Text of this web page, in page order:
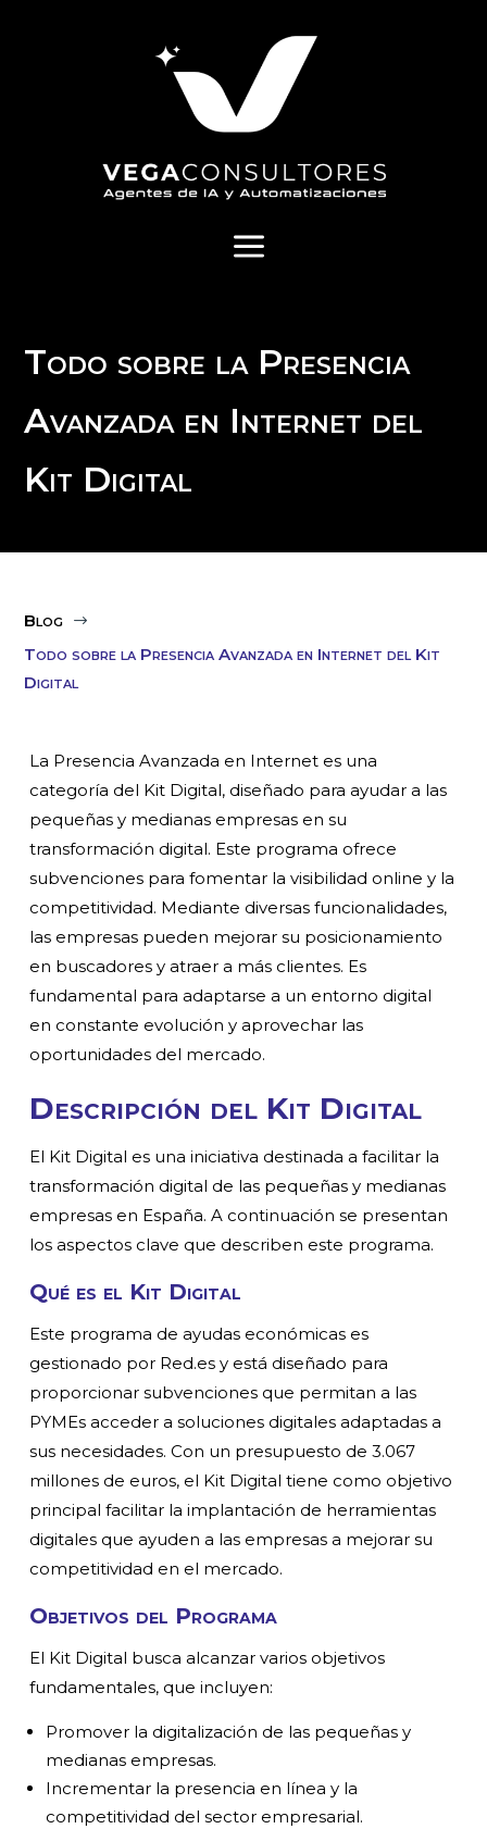
a
Todo sobre la Presencia
Avanzada en Internet del
Kit Digital
Blog $
Todo sobre la Presencia Avanzada en Internet del Kit
Digital
La Presencia Avanzada en Internet es una
categoría del Kit Digital, diseñado para ayudar a las
pequeñas y medianas empresas en su
transformación digital. Este programa ofrece
subvenciones para fomentar la visibilidad online y la
competitividad. Mediante diversas funcionalidades,
las empresas pueden mejorar su posicionamiento
en buscadores y atraer a más clientes. Es
fundamental para adaptarse a un entorno digital
en constante evolución y aprovechar las
oportunidades del mercado.
Descripción del Kit Digital
El Kit Digital es una iniciativa destinada a facilitar la
transformación digital de las pequeñas y medianas
empresas en España. A continuación se presentan
los aspectos clave que describen este programa.
Qué es el Kit Digital
Este programa de ayudas económicas es
gestionado por Red.es y está diseñado para
proporcionar subvenciones que permitan a las
PYMEs acceder a soluciones digitales adaptadas a
sus necesidades. Con un presupuesto de 3.067
millones de euros, el Kit Digital tiene como objetivo
principal facilitar la implantación de herramientas
digitales que ayuden a las empresas a mejorar su
competitividad en el mercado.
Objetivos del Programa
El Kit Digital busca alcanzar varios objetivos
fundamentales, que incluyen:
Promover la digitalización de las pequeñas y
medianas empresas.
Incrementar la presencia en línea y la
competitividad del sector empresarial.